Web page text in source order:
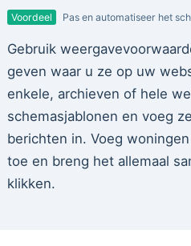
Voordeel Pas en automatiseer het
Gebruik
geven waar u ze op uw
enkele, archieven of hele
schemasjablonen en voeg
berichten in. Voeg
toe en breng het allemaal
klikken.